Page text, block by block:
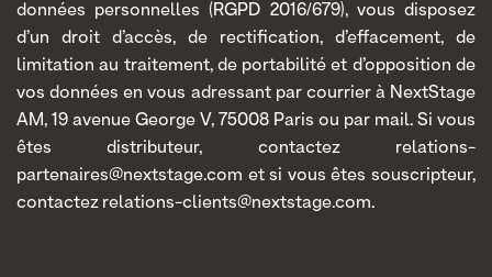
données personnelles (RGPD 2016/679), vous disposez
d’un droit d’accès, de rectification, d’effacement, de
limitation au traitement, de portabilité et d’opposition de
vos données en vous adressant par courrier à NextStage
AM, 19 avenue George V, 75008 Paris ou par mail. Si vous
êtes distributeur, contactez relations-
partenaires@nextstage.com et si vous êtes souscripteur,
contactez relations-clients@nextstage.com.